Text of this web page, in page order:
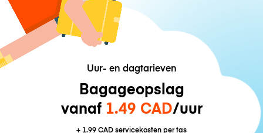
Uur- en dagtarieven
Bagageopslag
vanaf 1.49 CAD/uur
+ 1.99 CADservicekosten per tas